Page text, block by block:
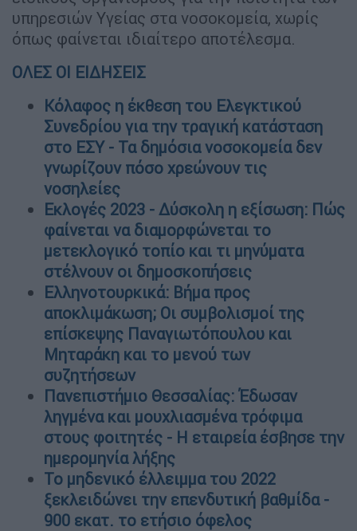
υπηρεσιών Υγείας στα νοσοκομεία, χωρίς
όπως φαίνεται ιδιαίτερο αποτέλεσμα.
ΟΛΕΣ ΟΙ ΕΙΔΗΣΕΙΣ
Κόλαφος η έκθεση του Ελεγκτικού
Συνεδρίου για την τραγική κατάσταση
στο ΕΣΥ - Τα δημόσια νοσοκομεία δεν
γνωρίζουν πόσο χρεώνουν τις
νοσηλείες
Εκλογές 2023 - Δύσκολη η εξίσωση: Πώς
φαίνεται να διαμορφώνεται το
μετεκλογικό τοπίο και τι μηνύματα
στέλνουν οι δημοσκοπήσεις
Ελληνοτουρκικά: Βήμα προς
αποκλιμάκωση; Οι συμβολισμοί της
επίσκεψης Παναγιωτόπουλου και
Μηταράκη και το μενού των
συζητήσεων
Πανεπιστήμιο Θεσσαλίας: Έδωσαν
ληγμένα και μουχλιασμένα τρόφιμα
στους φοιτητές - Η εταιρεία έσβησε την
ημερομηνία λήξης
Το μηδενικό έλλειμμα του 2022
ξεκλειδώνει την επενδυτική βαθμίδα -
900 εκατ. το ετήσιο όφελος